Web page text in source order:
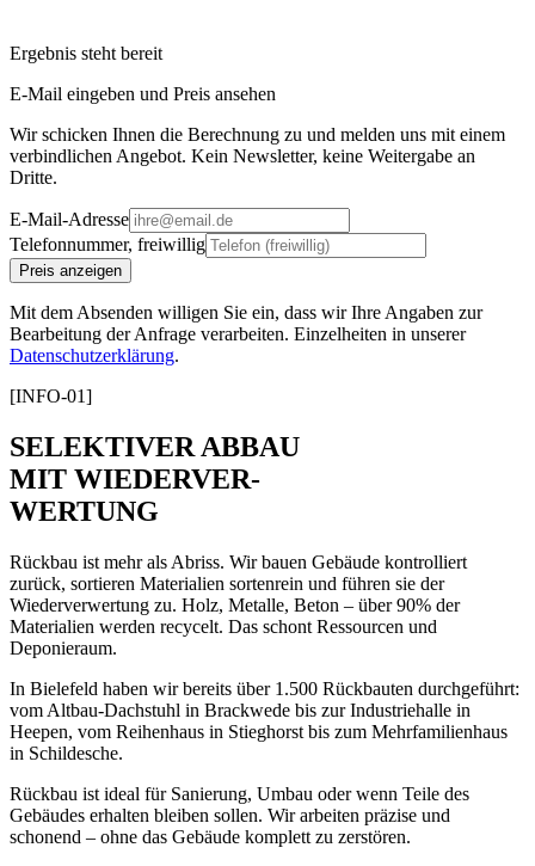
Ergebnis steht bereit
E-Mail eingeben und Preis ansehen
Wir schicken Ihnen die Berechnung zu und melden uns mit einem
verbindlichen Angebot. Kein Newsletter, keine Weitergabe an
Dritte.
E-Mail-Adresse
Telefonnummer, freiwillig
Preis anzeigen
Mit dem Absenden willigen Sie ein, dass wir Ihre Angaben zur
Bearbeitung der Anfrage verarbeiten. Einzelheiten in unserer
Datenschutzerklärung.
[INFO-01]
SELEKTIVER ABBAU
MIT WIEDERVER-
WERTUNG
Rückbau ist mehr als Abriss. Wir bauen Gebäude kontrolliert
zurück, sortieren Materialien sortenrein und führen sie der
Wiederverwertung zu. Holz, Metalle, Beton – über 90% der
Materialien werden recycelt. Das schont Ressourcen und
Deponieraum.
In Bielefeld haben wir bereits über 1.500 Rückbauten durchgeführt:
vom Altbau-Dachstuhl in Brackwede bis zur Industriehalle in
Heepen, vom Reihenhaus in Stieghorst bis zum Mehrfamilienhaus
in Schildesche.
Rückbau ist ideal für Sanierung, Umbau oder wenn Teile des
Gebäudes erhalten bleiben sollen. Wir arbeiten präzise und
schonend – ohne das Gebäude komplett zu zerstören.